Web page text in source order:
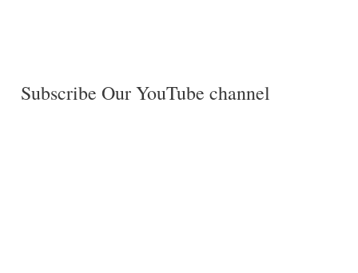
Subscribe Our YouTube channel